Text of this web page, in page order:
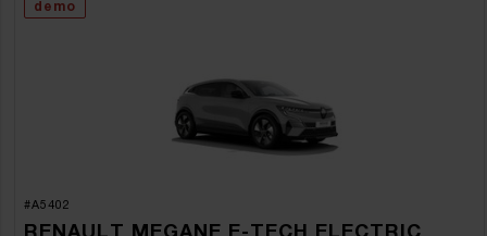
demo
#A5402